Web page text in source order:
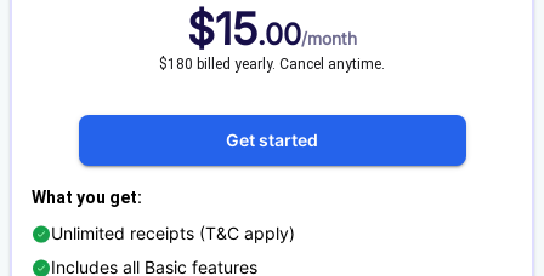
$15.00/month
$180 billed yearly. Cancel anytime.
Get started
What you get:
Unlimited receipts (T&C apply)
Includes all Basic features